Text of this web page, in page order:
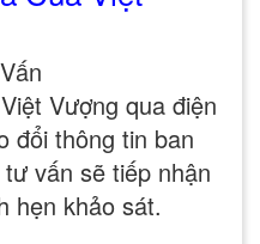
Vượng qua điện
đổi thông tin ban
vấn sẽ tiếp nhận
hẹn khảo sát.